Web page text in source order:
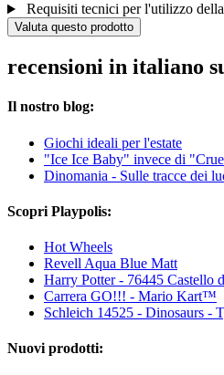
Requisiti tecnici per l'utilizzo
Valuta questo prodotto
recensioni in italiano
Il nostro blog:
Giochi ideali per l'estate
"Ice Ice Baby" invece di
Dinomania - Sulle tracce dei
Scopri Playpolis:
Hot Wheels
Revell Aqua Blue Matt
Harry Potter - 76445 Castello
Carrera GO!!! - Mario Kart™
Schleich 14525 - Dinosaurs -
Nuovi prodotti: